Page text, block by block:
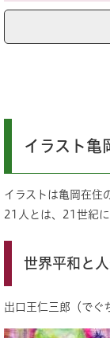
イラスト亀
イラストは亀岡在住
21人とは、21世紀に
世界平和と
出口王仁三郎（で